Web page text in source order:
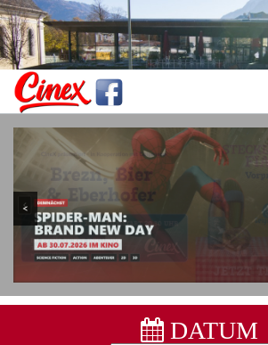
<
DATUM